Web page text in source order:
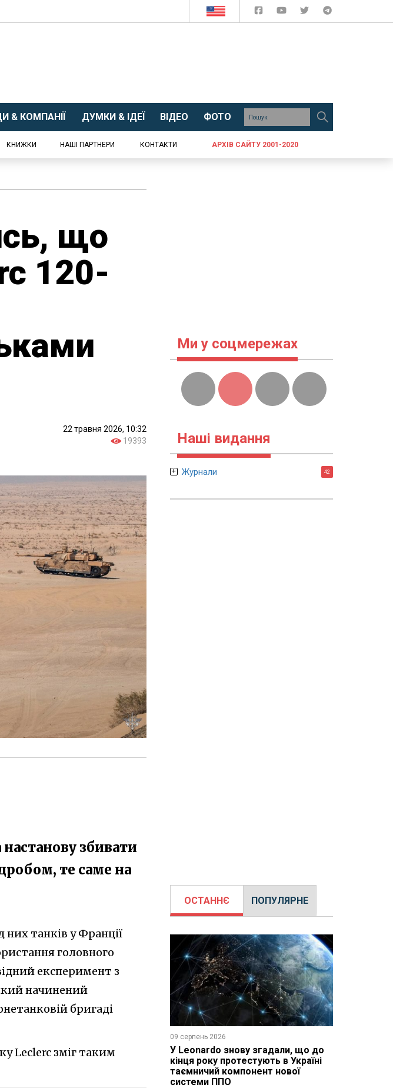
& КОМПАНІЇ ДУМКИ & ІДЕЇ ВІДЕО ФОТО
КНИЖКИ НАШІ ПАРТНЕРИ КОНТАКТИ АРХІВ САЙТУ 2001-2020
що
120-
22 травня 2026, 10:32
19393
збивати
те саме на
них танків у Франції
головного
експеримент з
начинений
бригаді
Leclerc зміг таким
Ми у соцмережах
Наші видання
Журнали 42
ОСТАННЄ ПОПУЛЯРНЕ
09 серпень 2026
У Leonardo знову згадали, що до
кінця року протестують в Україні
таємничий компонент нової
системи ППО